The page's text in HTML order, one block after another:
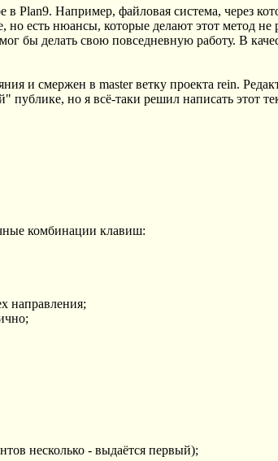
Plan9. Например, файловая система, через
но есть нюансы, которые делают этот метод
бы делать свою повседневную работу. В
и смержен в master ветку проекта rein.
публике, но я всё-таки решил написать этот
комбинации клавиш:
направления;
несколько - выдаётся первый);